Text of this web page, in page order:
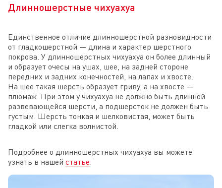
Длинношерстные чихуахуа
Единственное отличие длинношерстной разновидности
от гладкошерстной — длина и характер шерстного
покрова. У длинношерстных чихуахуа он более длинный
и образует очесы на ушах, шее, на задней стороне
передних и задних конечностей, на лапах и хвосте.
На шее такая шерсть образует гриву, а на хвосте —
плюмаж. При этом у чихуахуа не должно быть длинной
развевающейся шерсти, а подшерсток не должен быть
густым. Шерсть тонкая и шелковистая, может быть
гладкой или слегка волнистой.
Подробнее о длинношерстных чихуахуа вы можете
узнать в нашей статье